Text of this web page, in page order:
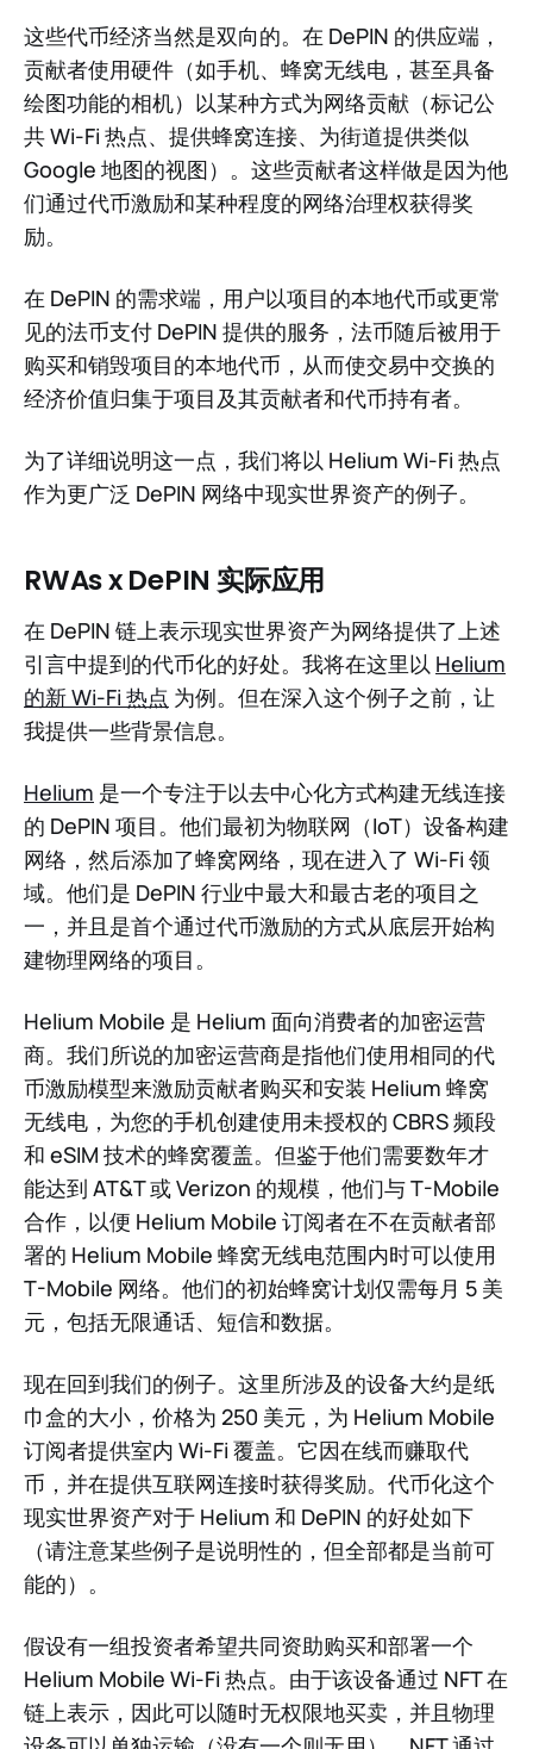
这些代币经济当然是双向的。在 DePIN 的供应端，
贡献者使用硬件（如手机、蜂窝无线电，甚至具备
绘图功能的相机）以某种方式为网络贡献（标记公
共 Wi-Fi 热点、提供蜂窝连接、为街道提供类似
Google 地图的视图）。这些贡献者这样做是因为他
们通过代币激励和某种程度的网络治理权获得奖
励。
在 DePIN 的需求端，用户以项目的本地代币或更常
见的法币支付 DePIN 提供的服务，法币随后被用于
购买和销毁项目的本地代币，从而使交易中交换的
经济价值归集于项目及其贡献者和代币持有者。
为了详细说明这一点，我们将以 Helium Wi-Fi 热点
作为更广泛 DePIN 网络中现实世界资产的例子。
RWAs x DePIN 实际应用
在 DePIN 链上表示现实世界资产为网络提供了上述
引言中提到的代币化的好处。我将在这里以 Helium
的新 Wi-Fi 热点 为例。但在深入这个例子之前，让
我提供一些背景信息。
Helium 是一个专注于以去中心化方式构建无线连接
的 DePIN 项目。他们最初为物联网（IoT）设备构建
网络，然后添加了蜂窝网络，现在进入了 Wi-Fi 领
域。他们是 DePIN 行业中最大和最古老的项目之
一，并且是首个通过代币激励的方式从底层开始构
建物理网络的项目。
Helium Mobile 是 Helium 面向消费者的加密运营
商。我们所说的加密运营商是指他们使用相同的代
币激励模型来激励贡献者购买和安装 Helium 蜂窝
无线电，为您的手机创建使用未授权的 CBRS 频段
和 eSIM 技术的蜂窝覆盖。但鉴于他们需要数年才
能达到 AT&T 或 Verizon 的规模，他们与 T-Mobile
合作，以便 Helium Mobile 订阅者在不在贡献者部
署的 Helium Mobile 蜂窝无线电范围内时可以使用
T-Mobile 网络。他们的初始蜂窝计划仅需每月 5 美
元，包括无限通话、短信和数据。
现在回到我们的例子。这里所涉及的设备大约是纸
巾盒的大小，价格为 250 美元，为 Helium Mobile
订阅者提供室内 Wi-Fi 覆盖。它因在线而赚取代
币，并在提供互联网连接时获得奖励。代币化这个
现实世界资产对于 Helium 和 DePIN 的好处如下
（请注意某些例子是说明性的，但全部都是当前可
能的）。
假设有一组投资者希望共同资助购买和部署一个
Helium Mobile Wi-Fi 热点。由于该设备通过 NFT 在
链上表示，因此可以随时无权限地买卖，并且物理